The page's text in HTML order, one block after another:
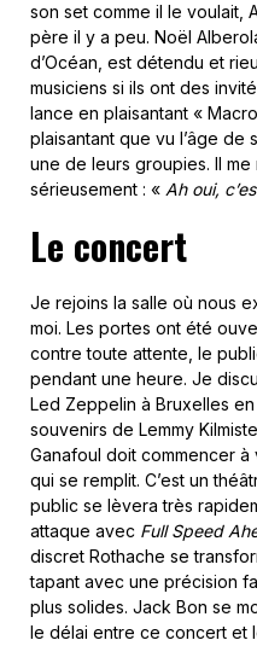
son set comme il le voulait,
père il y a peu. Noël
d’Océan, est détendu et
musiciens si ils ont des
lance en plaisantant «
plaisantant que vu l’âge de
une de leurs groupies. Il
sérieusement : « Ah oui,
Le concert
Je rejoins la salle où nous
moi. Les portes ont été
contre toute attente, le
pendant une heure. Je
Led Zeppelin à Bruxelles
souvenirs de Lemmy
Ganafoul doit commencer
qui se remplit. C’est un
public se lèvera très
attaque avec Full Speed
discret Rothache se
tapant avec une précision
plus solides. Jack Bon se
le délai entre ce concert et